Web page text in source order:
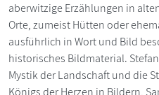
aberwitzige Erzählungen in
Orte, zumeist Hütten oder
ausführlich in Wort und Bild
historisches Bildmaterial.
Mystik der Landschaft und die